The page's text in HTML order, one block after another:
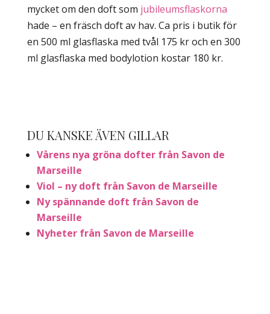
mycket om den doft som jubileumsflaskorna
hade – en fräsch doft av hav. Ca pris i butik för
en 500 ml glasflaska med tvål 175 kr och en 300
ml glasflaska med bodylotion kostar 180 kr.
DU KANSKE ÄVEN GILLAR
Vårens nya gröna dofter från Savon de
Marseille
Viol – ny doft från Savon de Marseille
Ny spännande doft från Savon de
Marseille
Nyheter från Savon de Marseille